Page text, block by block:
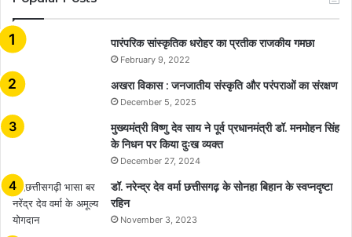
​​​​​​​पारंपरिक सांस्कृतिक धरोहर का प्रतीक राजकीय गमछा
February 9, 2022
अखरा विकास : जनजातीय संस्कृति और परंपराओं का संरक्षण
December 5, 2025
मुख्यमंत्री विष्णु देव साय ने पूर्व प्रधानमंत्री डॉ. मनमोहन सिंह
के निधन पर किया दुःख व्यक्त
December 27, 2024
डॉ. नरेन्द्र देव वर्मा छत्तीसगढ़ के सोनहा बिहान के स्वप्नदृष्टा
रहिन
November 3, 2023